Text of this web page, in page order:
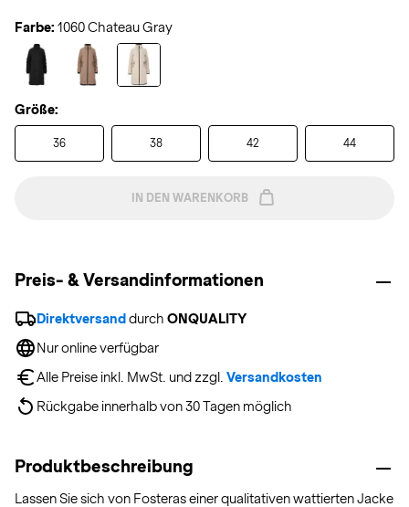
Farbe: 1060 Chateau Gray
Größe:
36 38 42 44
IN DEN WARENKORB
Preis- & Versandinformationen
Direktversand durch ONQUALITY
Nur online verfügbar
Alle Preise inkl. MwSt. und zzgl. Versandkosten
Rückgabe innerhalb von 30 Tagen möglich
Produktbeschreibung
Lassen Sie sich von Fosteras einer qualitativen wattierten Jacke